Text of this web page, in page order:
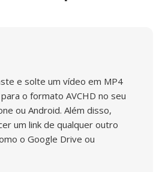
e solte um vídeo em MP4
o formato AVCHD no seu
ou Android. Além disso,
um link de qualquer outro
o Google Drive ou